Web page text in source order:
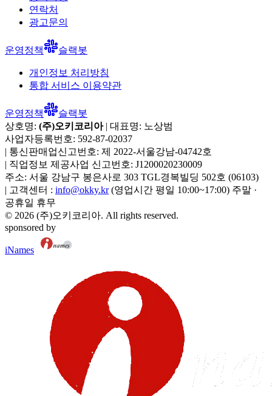
연락처
광고문의
운영정책 슬랙봇
개인정보 처리방침
통합 서비스 이용약관
운영정책
슬랙봇
상호명: (주)오키코리아| 대표명: 노상범
사업자등록번호: 592-87-02037
| 통신판매업신고번호: 제 2022-서울강남-04742호
| 직업정보 제공사업 신고번호: J1200020230009
주소: 서울 강남구 봉은사로 303 TGL경복빌딩 502호 (06103)
| 고객센터 : info@okky.kr (영업시간 평일 10:00~17:00) 주말 ·
공휴일 휴무
© 2026 (주)오키코리아. All rights reserved.
sponsored by
iNames